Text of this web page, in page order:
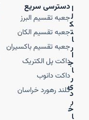
ا
ل
ک
ت
ا
ر
ا
ج
ا
ر
ی
د
ر
خ
ا
دسترسی سریع
جعبه تقسیم البرز
جعبه تقسیم الکان
جعبه تقسیم باکسیران
داکت پل الکتریک
داکت دانوب
گلند رهورد خراسان